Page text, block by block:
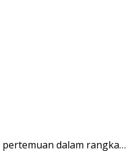
dalam rangka…